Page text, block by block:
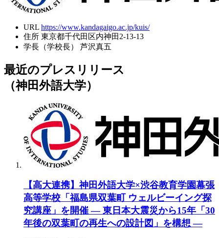
URL https://www.kandagaigo.ac.jp/kuis/
住所 東京都千代田区内神田2-13-13
学長（学校長）
芦沢真五
最近のプレスリリース
（神田外語大学）
【高大連携】神田外語大学×渋谷教育学園幕張
高等学校「福島県双葉町 ウェルビーイング探
究講座」を開催 ― 東日本大震災から15年「30
年後の双葉町の再生への設計図」を構想 ―